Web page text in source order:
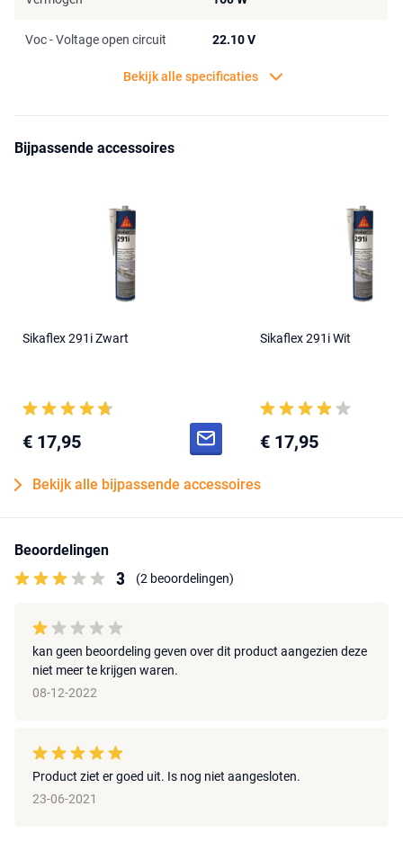
Voc - Voltage open circuit 22.10 V
Bekijk alle specificaties
Bijpassende accessoires
Sikaflex 291i Zwart
€ 17,95
Sikaflex 291i Wit
€ 17,95
Bekijk alle bijpassende accessoires
Beoordelingen
3 (2 beoordelingen)
kan geen beoordeling geven over dit product aangezien deze
niet meer te krijgen waren.
08-12-2022
Product ziet er goed uit. Is nog niet aangesloten.
23-06-2021